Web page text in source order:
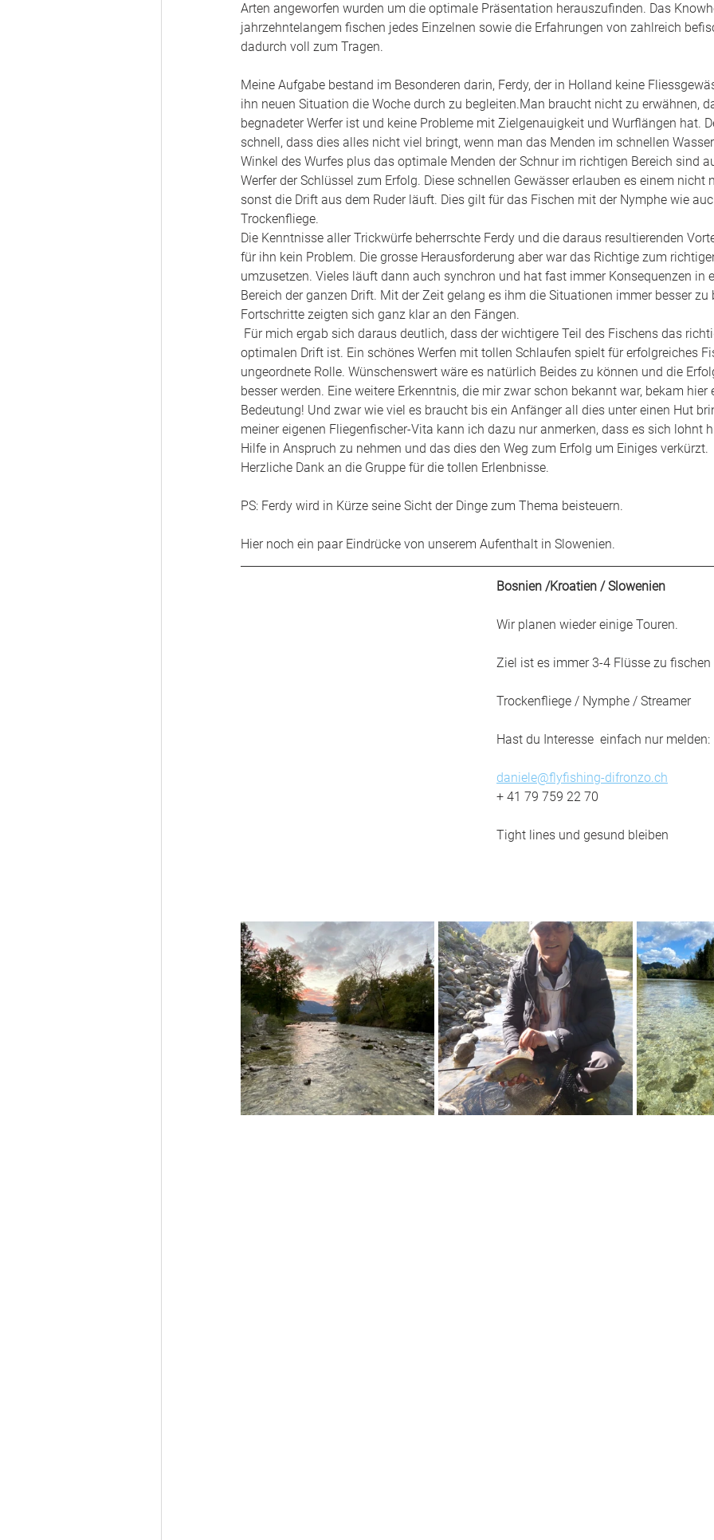
Arten angeworfen wurden um die optimale Präsentation herauszufinden. Das
jahrzehntelangem fischen jedes Einzelnen sowie die Erfahrungen von zahlreich
dadurch voll zum Tragen.
Meine Aufgabe bestand im Besonderen darin, Ferdy, der in Holland keine
ihn neuen Situation die Woche durch zu begleiten.Man braucht nicht zu erwähnen,
begnadeter Werfer ist und keine Probleme mit Zielgenauigkeit und Wurflängen hat.
schnell, dass dies alles nicht viel bringt, wenn man das Menden im schnellen
Winkel des Wurfes plus das optimale Menden der Schnur im richtigen Bereich sind
Werfer der Schlüssel zum Erfolg. Diese schnellen Gewässer erlauben es einem nicht
sonst die Drift aus dem Ruder läuft. Dies gilt für das Fischen mit der Nymphe wie
Trockenfliege.
Die Kenntnisse aller Trickwürfe beherrschte Ferdy und die daraus resultierenden
für ihn kein Problem. Die grosse Herausforderung aber war das Richtige zum
umzusetzen. Vieles läuft dann auch synchron und hat fast immer Konsequenzen in
Bereich der ganzen Drift. Mit der Zeit gelang es ihm die Situationen immer besser
Fortschritte zeigten sich ganz klar an den Fängen.
optimalen Drift ist. Ein schönes Werfen mit tollen Schlaufen spielt für erfolgreiches
ungeordnete Rolle. Wünschenswert wäre es natürlich Beides zu können und die
besser werden. Eine weitere Erkenntnis, die mir zwar schon bekannt war, bekam
Bedeutung! Und zwar wie viel es braucht bis ein Anfänger all dies unter einen Hut
meiner eigenen Fliegenfischer-Vita kann ich dazu nur anmerken, dass es sich lohnt
Hilfe in Anspruch zu nehmen und das dies den Weg zum Erfolg um Einiges verkürzt.
Herzliche Dank an die Gruppe für die tollen Erlenbnisse.
PS: Ferdy wird in Kürze seine Sicht der Dinge zum Thema beisteuern.
Hier noch ein paar Eindrücke von unserem Aufenthalt in Slowenien.
Bosnien /Kroatien / Slowenien
Wir planen wieder einige Touren.
Ziel ist es immer 3-4 Flüsse zu fischen
Trockenfliege / Nymphe / Streamer
Hast du Interesse  einfach nur melden:
daniele@flyfishing-difronzo.ch
+ 41 79 759 22 70
Tight lines und gesund bleiben